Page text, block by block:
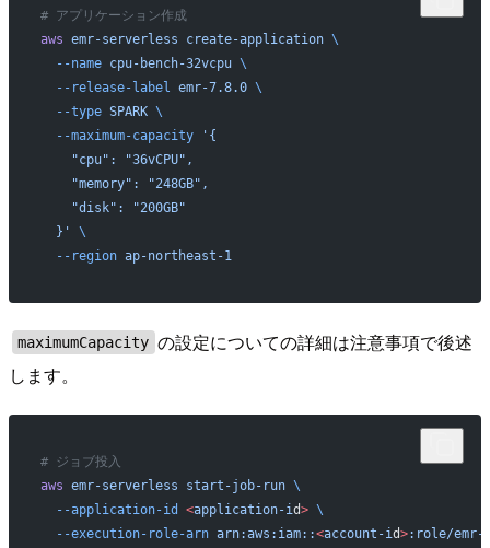
# アプリケーション作成
aws emr-serverless create-application \
  --name
cpu-bench-32vcpu \
  --release-label
emr-7.8.0 \
  --type
SPARK \
  --maximum-capacity
'{
    "cpu": "36vCPU",
    "memory": "248GB",
    "disk": "200GB"
  }'
\
  --region
ap-northeast-1
maximumCapacity の設定についての詳細は注意事項で後述
します。
# ジョブ投入
aws emr-serverless start-job-run \
  --application-id
<application-id> \
  --execution-role-arn
arn:aws:iam::<account-id>:role/emr-